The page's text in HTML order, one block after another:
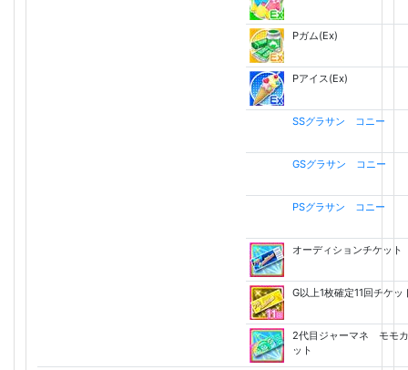
Pガム(Ex)
Pアイス(Ex)
SSグラサン コニー
GSグラサン コニー
PSグラサン コニー
オーディションチケット
G以上1枚確定11回チケッ
2代目ジャーマネ モモ
ット